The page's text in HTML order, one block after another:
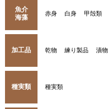
魚介
海藻
赤身 白身 甲殻類
加工品 乾物 練り製品 漬物
種実類 種実類